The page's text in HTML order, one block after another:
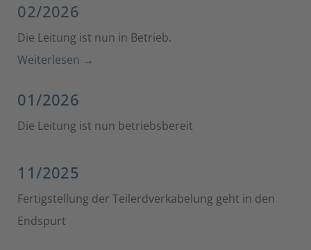
02/2026
Die Leitung ist nun in Betrieb.
Weiterlesen →
01/2026
Die Leitung ist nun betriebsbereit
11/2025
Fertigstellung der Teilerdverkabelung geht in den
Endspurt